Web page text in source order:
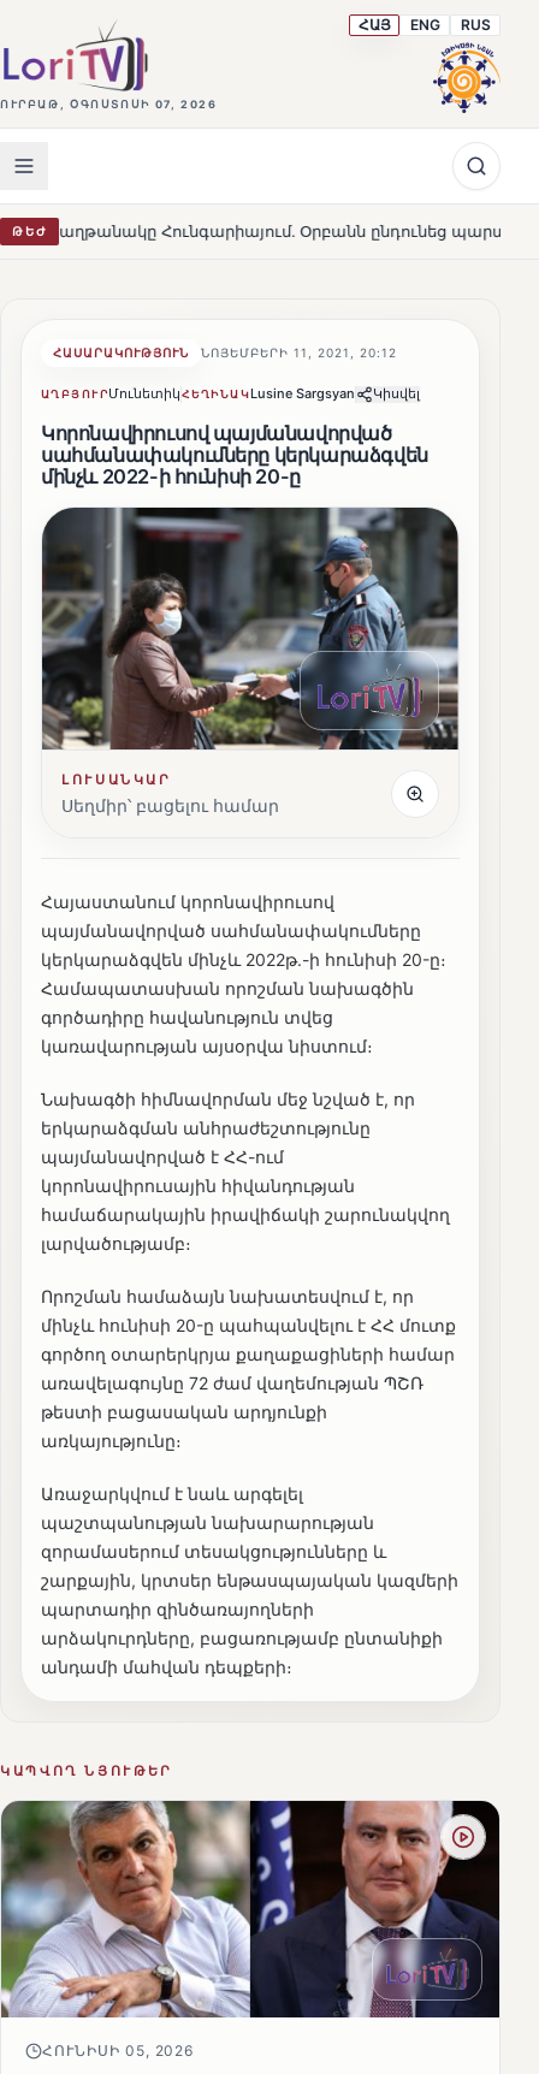
ՈՒՐԲԱԹ, ՕԳՈՍՏՈՍԻ 07, 2026
ՀԱՅ ENG RUS
ԹԵԺ Հունգարիայում․ Օրբանն ընդունեց պարտությունը
ՀԱՍԱՐԱԿՈՒԹՅՈՒՆ ՆՈՅԵՄԲԵՐԻ 11, 2021, 20:12
ԱՂԲՅՈՒՐՄունետիկՀԵՂԻՆԱԿLusine Sargsyan Կիսվել
Կորոնավիրուսով պայմանավորված
սահմանափակումները կերկարաձգվեն
մինչև 2022-ի հունիսի 20-ը
ԼՈՒՍԱՆԿԱՐ
Սեղմիր՝ բացելու համար
Հայաստանում կորոնավիրուսով
պայմանավորված սահմանափակումները
կերկարաձգվեն մինչև 2022թ.-ի հունիսի 20-ը։
Համապատասխան որոշման նախագծին
գործադիրը հավանություն տվեց
կառավարության այսօրվա նիստում։
Նախագծի հիմնավորման մեջ նշված է, որ
երկարաձգման անհրաժեշտությունը
պայմանավորված է ՀՀ-ում
կորոնավիրուսային հիվանդության
համաճարակային իրավիճակի շարունակվող
լարվածությամբ։
Որոշման համաձայն նախատեսվում է, որ
մինչև հունիսի 20-ը պահպանվելու է ՀՀ մուտք
գործող օտարերկրյա քաղաքացիների համար
առավելագույնը 72 ժամ վաղեմության ՊՇՌ
թեստի բացասական արդյունքի
առկայությունը։
Առաջարկվում է նաև արգելել
պաշտպանության նախարարության
զորամասերում տեսակցությունները և
շարքային, կրտսեր ենթասպայական կազմերի
պարտադիր զինծառայողների
արձակուրդները, բացառությամբ ընտանիքի
անդամի մահվան դեպքերի։
ԿԱՊՎՈՂ ՆՅՈՒԹԵՐ
ՀՈՒՆԻՍԻ 05, 2026